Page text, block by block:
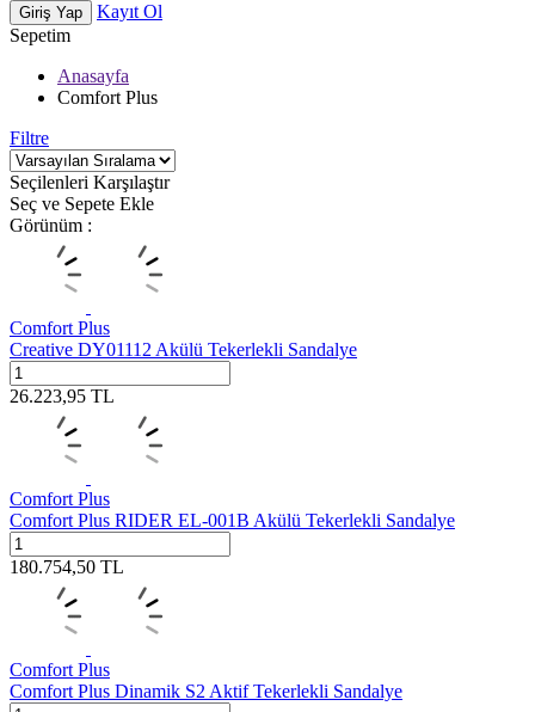
Giriş Yap
Kayıt Ol
Sepetim
Anasayfa
Comfort Plus
Filtre
Seçilenleri Karşılaştır
Seç ve Sepete Ekle
Görünüm :
Comfort Plus
Creative DY01112 Akülü Tekerlekli Sandalye
26.223,95 TL
Comfort Plus
Comfort Plus RIDER EL-001B Akülü Tekerlekli Sandalye
180.754,50 TL
Comfort Plus
Comfort Plus Dinamik S2 Aktif Tekerlekli Sandalye